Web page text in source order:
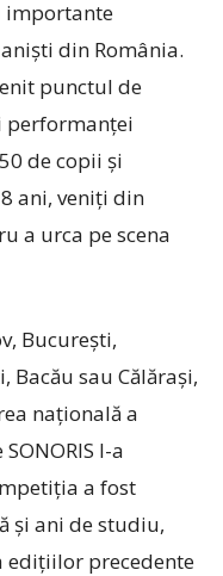
importante
din România.
punctul de
performanței
de copii și
ani, veniți din
a urca pe scena
București,
Bacău sau Călărași,
națională a
l-a
a fost
și ani de studiu,
edițiilor precedente